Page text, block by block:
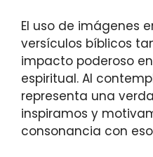
El uso de imágenes
versículos bíblicos
impacto poderoso
espiritual. Al
representa una
inspiramos y
consonancia con